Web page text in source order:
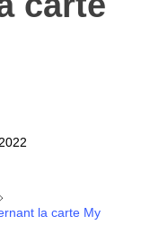
la carte My